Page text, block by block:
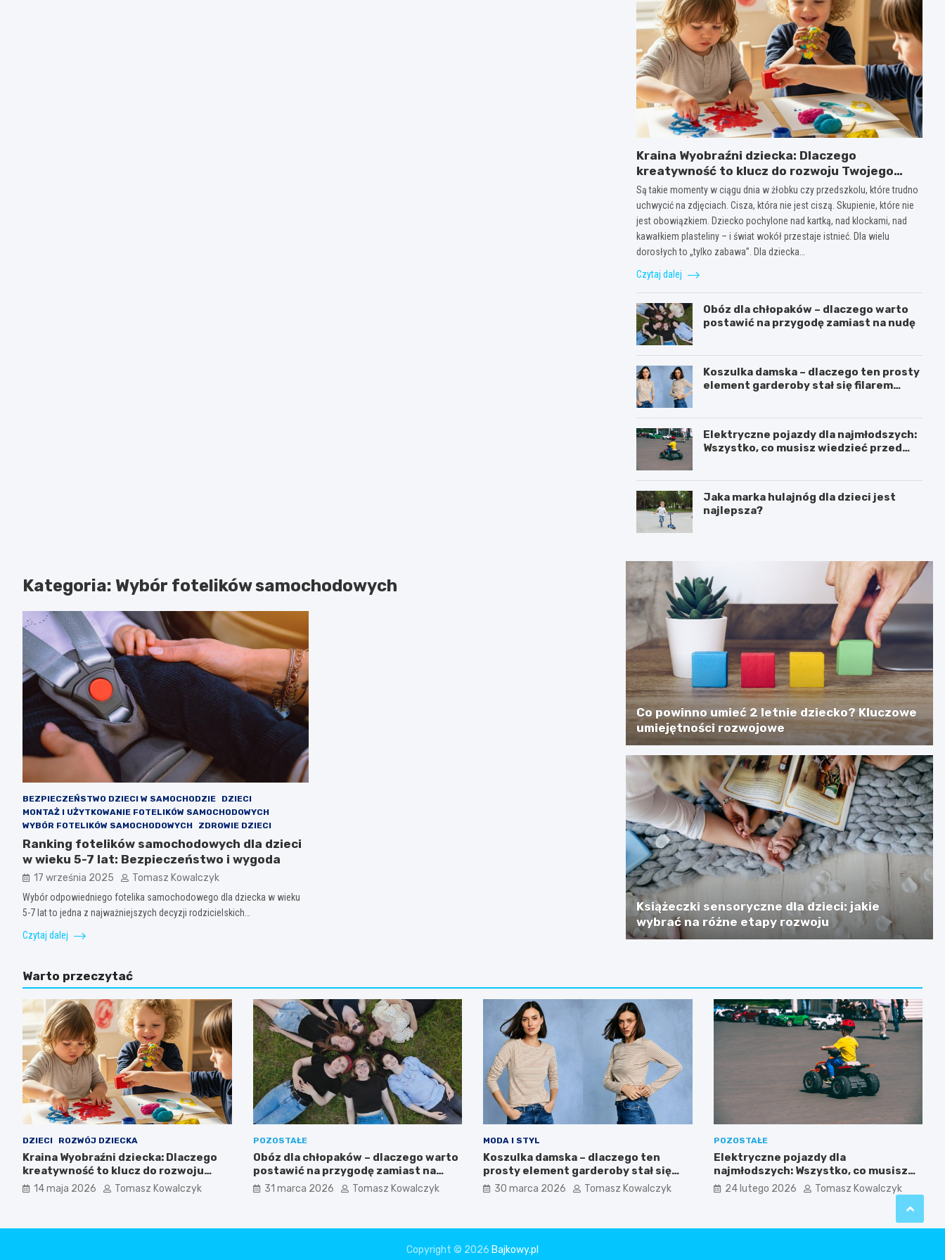
Kategoria: Wybór fotelików samochodowych
BEZPIECZEŃSTWO DZIECI W SAMOCHODZIE
DZIECI
MONTAŻ I UŻYTKOWANIE FOTELIKÓW SAMOCHODOWYCH
WYBÓR FOTELIKÓW SAMOCHODOWYCH
ZDROWIE DZIECI
Ranking fotelików samochodowych dla dzieci
w wieku 5-7 lat: Bezpieczeństwo i wygoda
17 września 2025 Tomasz Kowalczyk
Wybór odpowiedniego fotelika samochodowego dla dziecka w wieku
5-7 lat to jedna z najważniejszych decyzji rodzicielskich…
Czytaj dalej
Kraina Wyobraźni dziecka: Dlaczego
kreatywność to klucz do rozwoju Twojego
dziecka?
Są takie momenty w ciągu dnia w żłobku czy przedszkolu, które trudno
uchwycić na zdjęciach. Cisza, która nie jest ciszą. Skupienie, które nie
jest obowiązkiem. Dziecko pochylone nad kartką, nad klockami, nad
kawałkiem plasteliny – i świat wokół przestaje istnieć. Dla wielu
dorosłych to „tylko zabawa”. Dla dziecka…
Czytaj dalej
Obóz dla chłopaków – dlaczego warto
postawić na przygodę zamiast na nudę
Koszulka damska – dlaczego ten prosty
element garderoby stał się filarem
Elektryczne pojazdy dla najmłodszych:
Wszystko, co musisz wiedzieć przed
Jaka marka hulajnóg dla dzieci jest
najlepsza?
Co powinno umieć 2 letnie dziecko? Kluczowe
umiejętności rozwojowe
Książeczki sensoryczne dla dzieci: jakie
wybrać na różne etapy rozwoju
Warto przeczytać
DZIECI ROZWÓJ DZIECKA
Kraina Wyobraźni dziecka: Dlaczego
kreatywność to klucz do rozwoju
Twojego dziecka?
14 maja 2026 Tomasz Kowalczyk
POZOSTAŁE
Obóz dla chłopaków – dlaczego warto
postawić na przygodę zamiast na
nudę
31 marca 2026 Tomasz Kowalczyk
MODA I STYL
Koszulka damska – dlaczego ten
prosty element garderoby stał się
filarem nowoczesnego kobiecego
30 marca 2026 Tomasz Kowalczyk
POZOSTAŁE
Elektryczne pojazdy dla
najmłodszych: Wszystko, co musisz
wiedzieć przed zakupem!
24 lutego 2026 Tomasz Kowalczyk
Copyright © 2026 Bajkowy.pl